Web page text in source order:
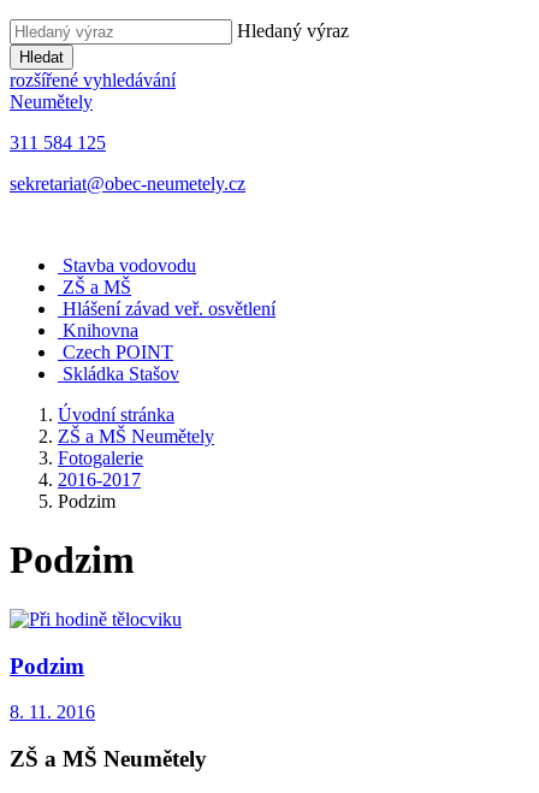
Hledaný výraz
Hledat
rozšířené vyhledávání
Neumětely
311 584 125
sekretariat@obec-neumetely.cz
Stavba vodovodu
ZŠ a MŠ
Hlášení závad veř. osvětlení
Knihovna
Czech POINT
Skládka Stašov
Úvodní stránka
ZŠ a MŠ Neumětely
Fotogalerie
2016-2017
Podzim
Podzim
Podzim
8. 11. 2016
ZŠ a MŠ Neumětely